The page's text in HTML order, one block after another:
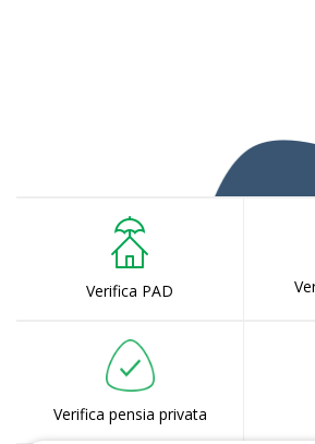
Verifica PAD
Verifica pensia privata